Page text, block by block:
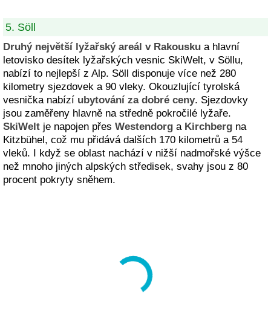
5. Söll
Druhý největší lyžařský areál v Rakousku a hlavní
letovisko desítek lyžařských vesnic SkiWelt, v Söllu,
nabízí to nejlepší z Alp. Söll disponuje více než 280
kilometry sjezdovek a 90 vleky. Okouzlující tyrolská
vesnička nabízí ubytování za dobré ceny. Sjezdovky
jsou zaměřeny hlavně na středně pokročilé lyžaře.
SkiWelt je napojen přes Westendorg a Kirchberg na
Kitzbühel, což mu přidává dalších 170 kilometrů a 54
vleků. I když se oblast nachází v nižší nadmořské výšce
než mnoho jiných alpských středisek, svahy jsou z 80
procent pokryty sněhem.